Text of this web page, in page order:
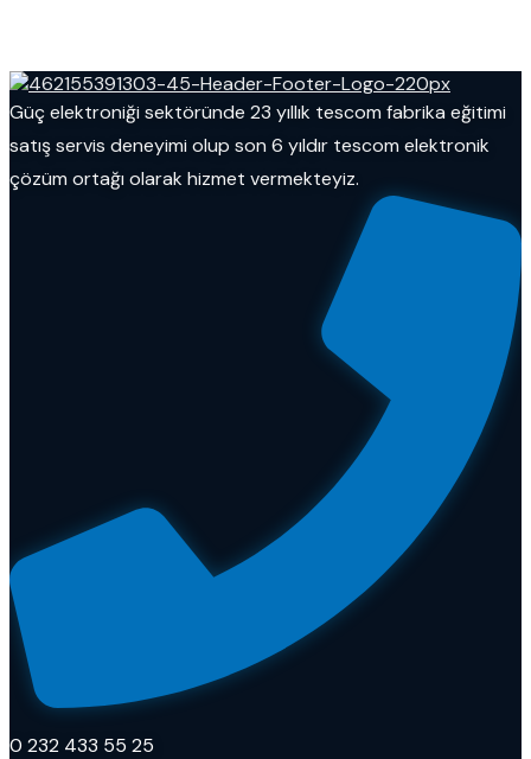
Güç elektroniği sektöründe 23 yıllık tescom fabrika eğitimi
satış servis deneyimi olup son 6 yıldır tescom elektronik
çözüm ortağı olarak hizmet vermekteyiz.
0 232 433 55 25